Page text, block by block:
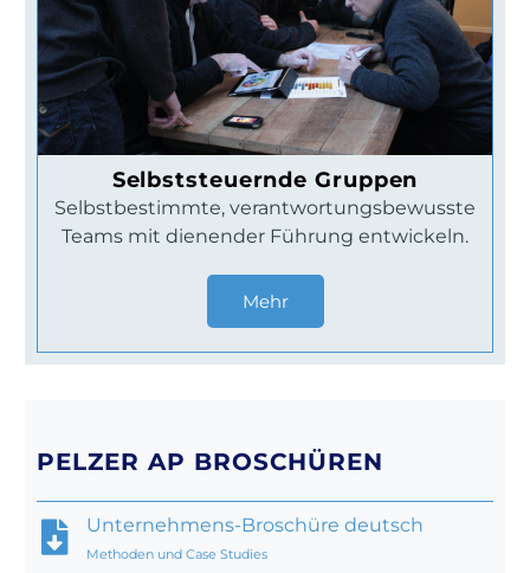
Selbststeuernde Gruppen
Selbstbestimmte, verantwortungsbewusste
Teams mit dienender Führung entwickeln.
Mehr
PELZER AP BROSCHÜREN
Unternehmens-Broschüre deutsch
Methoden und Case Studies